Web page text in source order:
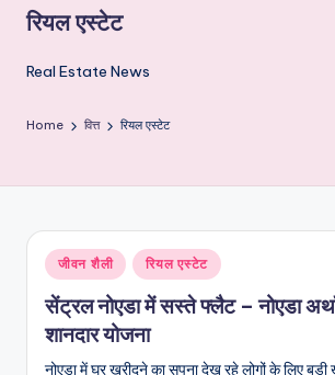
ताज़ा
समाचार
और
रियल एस्टेट
Real Estate News
Home वित्त रियल एस्टेट
Posted
in
जीवन शैली रियल एस्टेट
सेंट्रल नोएडा में सस्ते फ्लैट – नोएडा
शानदार योजना
नोएडा में घर खरीदने का सपना देख रहे लोगों के लिए